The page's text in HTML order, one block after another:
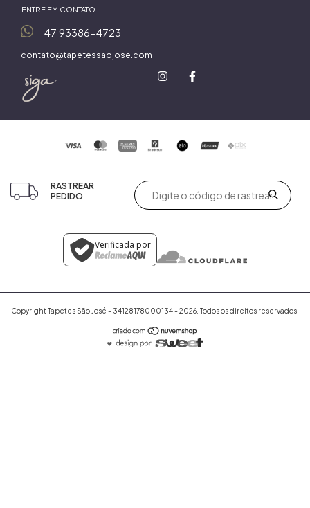
ENTRE EM CONTATO
47 93386-4723
contato@tapetessaojose.com
RASTREAR
PEDIDO
Verificada por
Copyright Tapetes São José - 34128178000134 - 2026. Todos os direitos reservados.